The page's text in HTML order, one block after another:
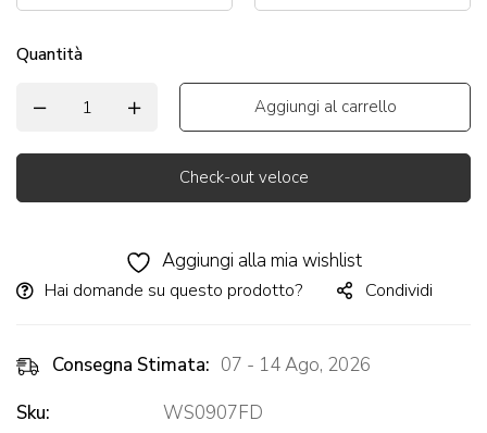
Quantità
Aggiungi al carrello
Check-out veloce
Aggiungi alla mia wishlist
Hai domande su questo prodotto? Condividi
Consegna Stimata: 07 - 14 Ago, 2026
Sku:
WS0907FD